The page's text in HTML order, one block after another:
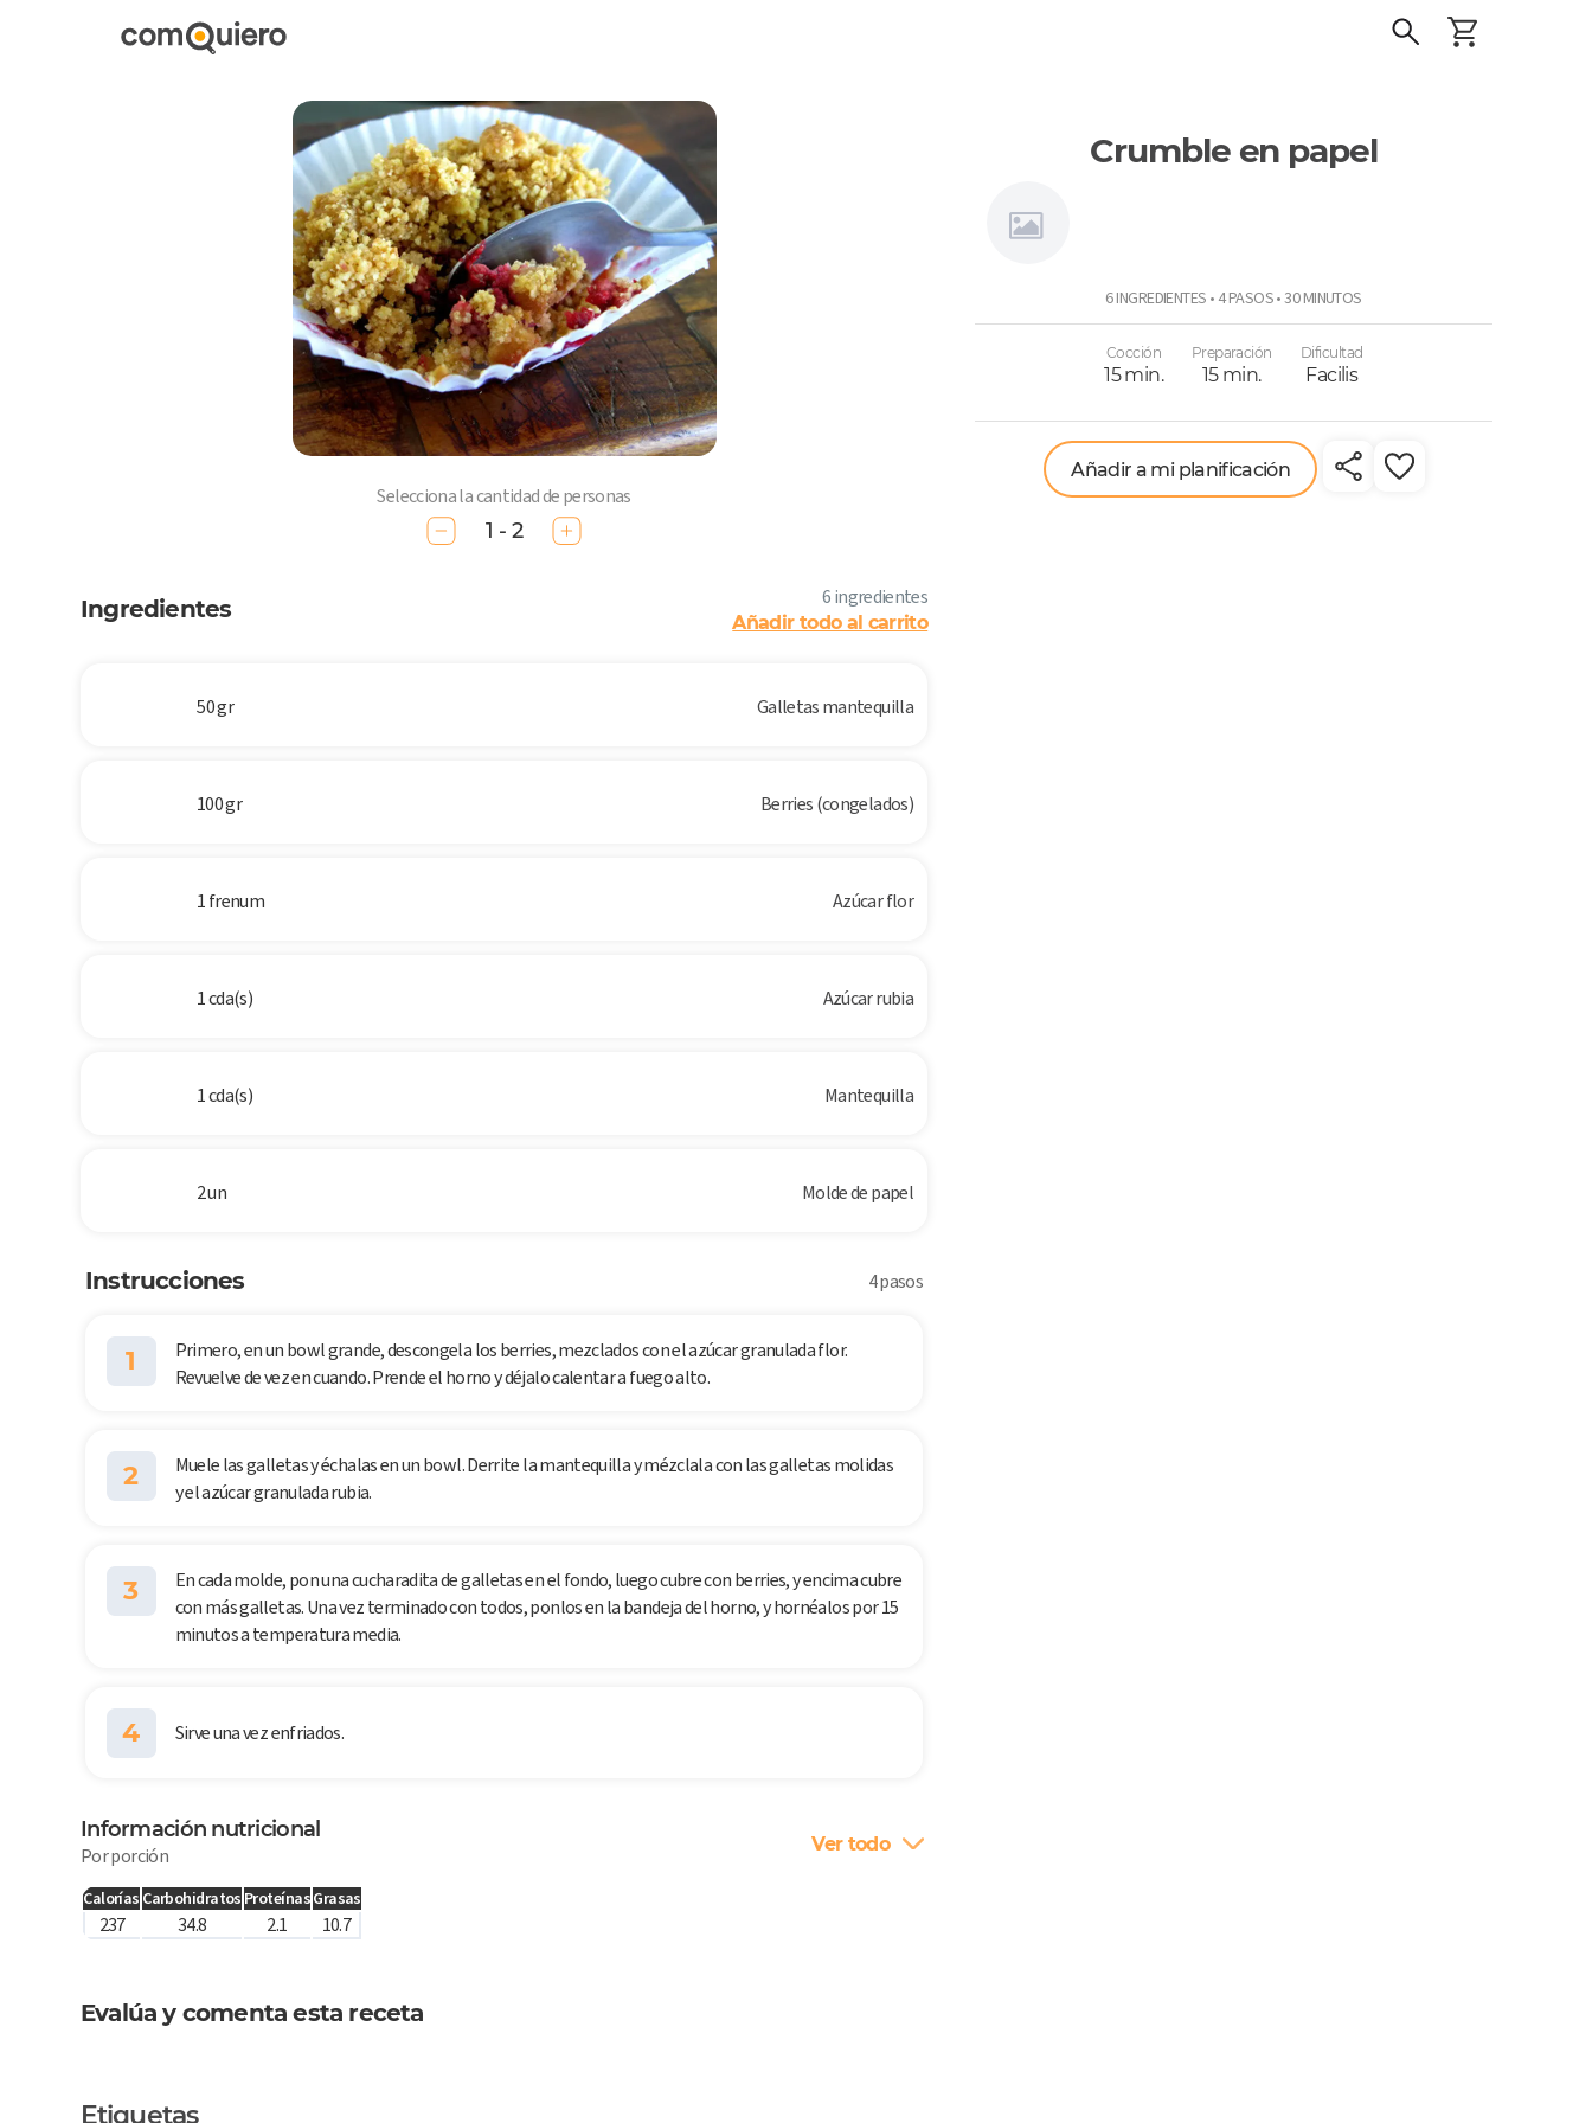
Crumble en papel
6 INGREDIENTES • 4 PASOS • 30 MINUTOS
Cocción
15 min.
Preparación
15 min.
Dificultad
Facilis
Añadir a mi planificación
Selecciona la cantidad de personas
1 - 2
Ingredientes 6 ingredientes
Añadir todo al carrito
50 gr Galletas mantequilla
100 gr Berries (congelados)
1 frenum Azúcar flor
1 cda(s) Azúcar rubia
1 cda(s) Mantequilla
2 un Molde de papel
Instrucciones 4 pasos
1
Primero, en un bowl grande, descongela los berries, mezclados con el azúcar granulada flor.
Revuelve de vez en cuando. Prende el horno y déjalo calentar a fuego alto.
2
Muele las galletas y échalas en un bowl. Derrite la mantequilla y mézclala con las galletas molidas
y el azúcar granulada rubia.
3
En cada molde, pon una cucharadita de galletas en el fondo, luego cubre con berries, y encima cubre
con más galletas. Una vez terminado con todos, ponlos en la bandeja del horno, y hornéalos por 15
minutos a temperatura media.
4 Sirve una vez enfriados.
Información nutricional
Por porción Ver todo
Calorías Carbohidratos ProteínasGrasas
237 34.8 2.1 10.7
Evalúa y comenta esta receta
Etiquetas